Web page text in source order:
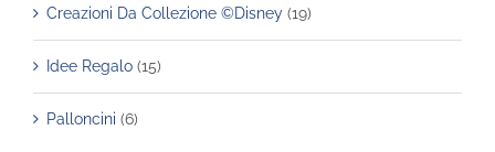
Creazioni Da Collezione ©Disney (19)
Idee Regalo (15)
Palloncini (6)